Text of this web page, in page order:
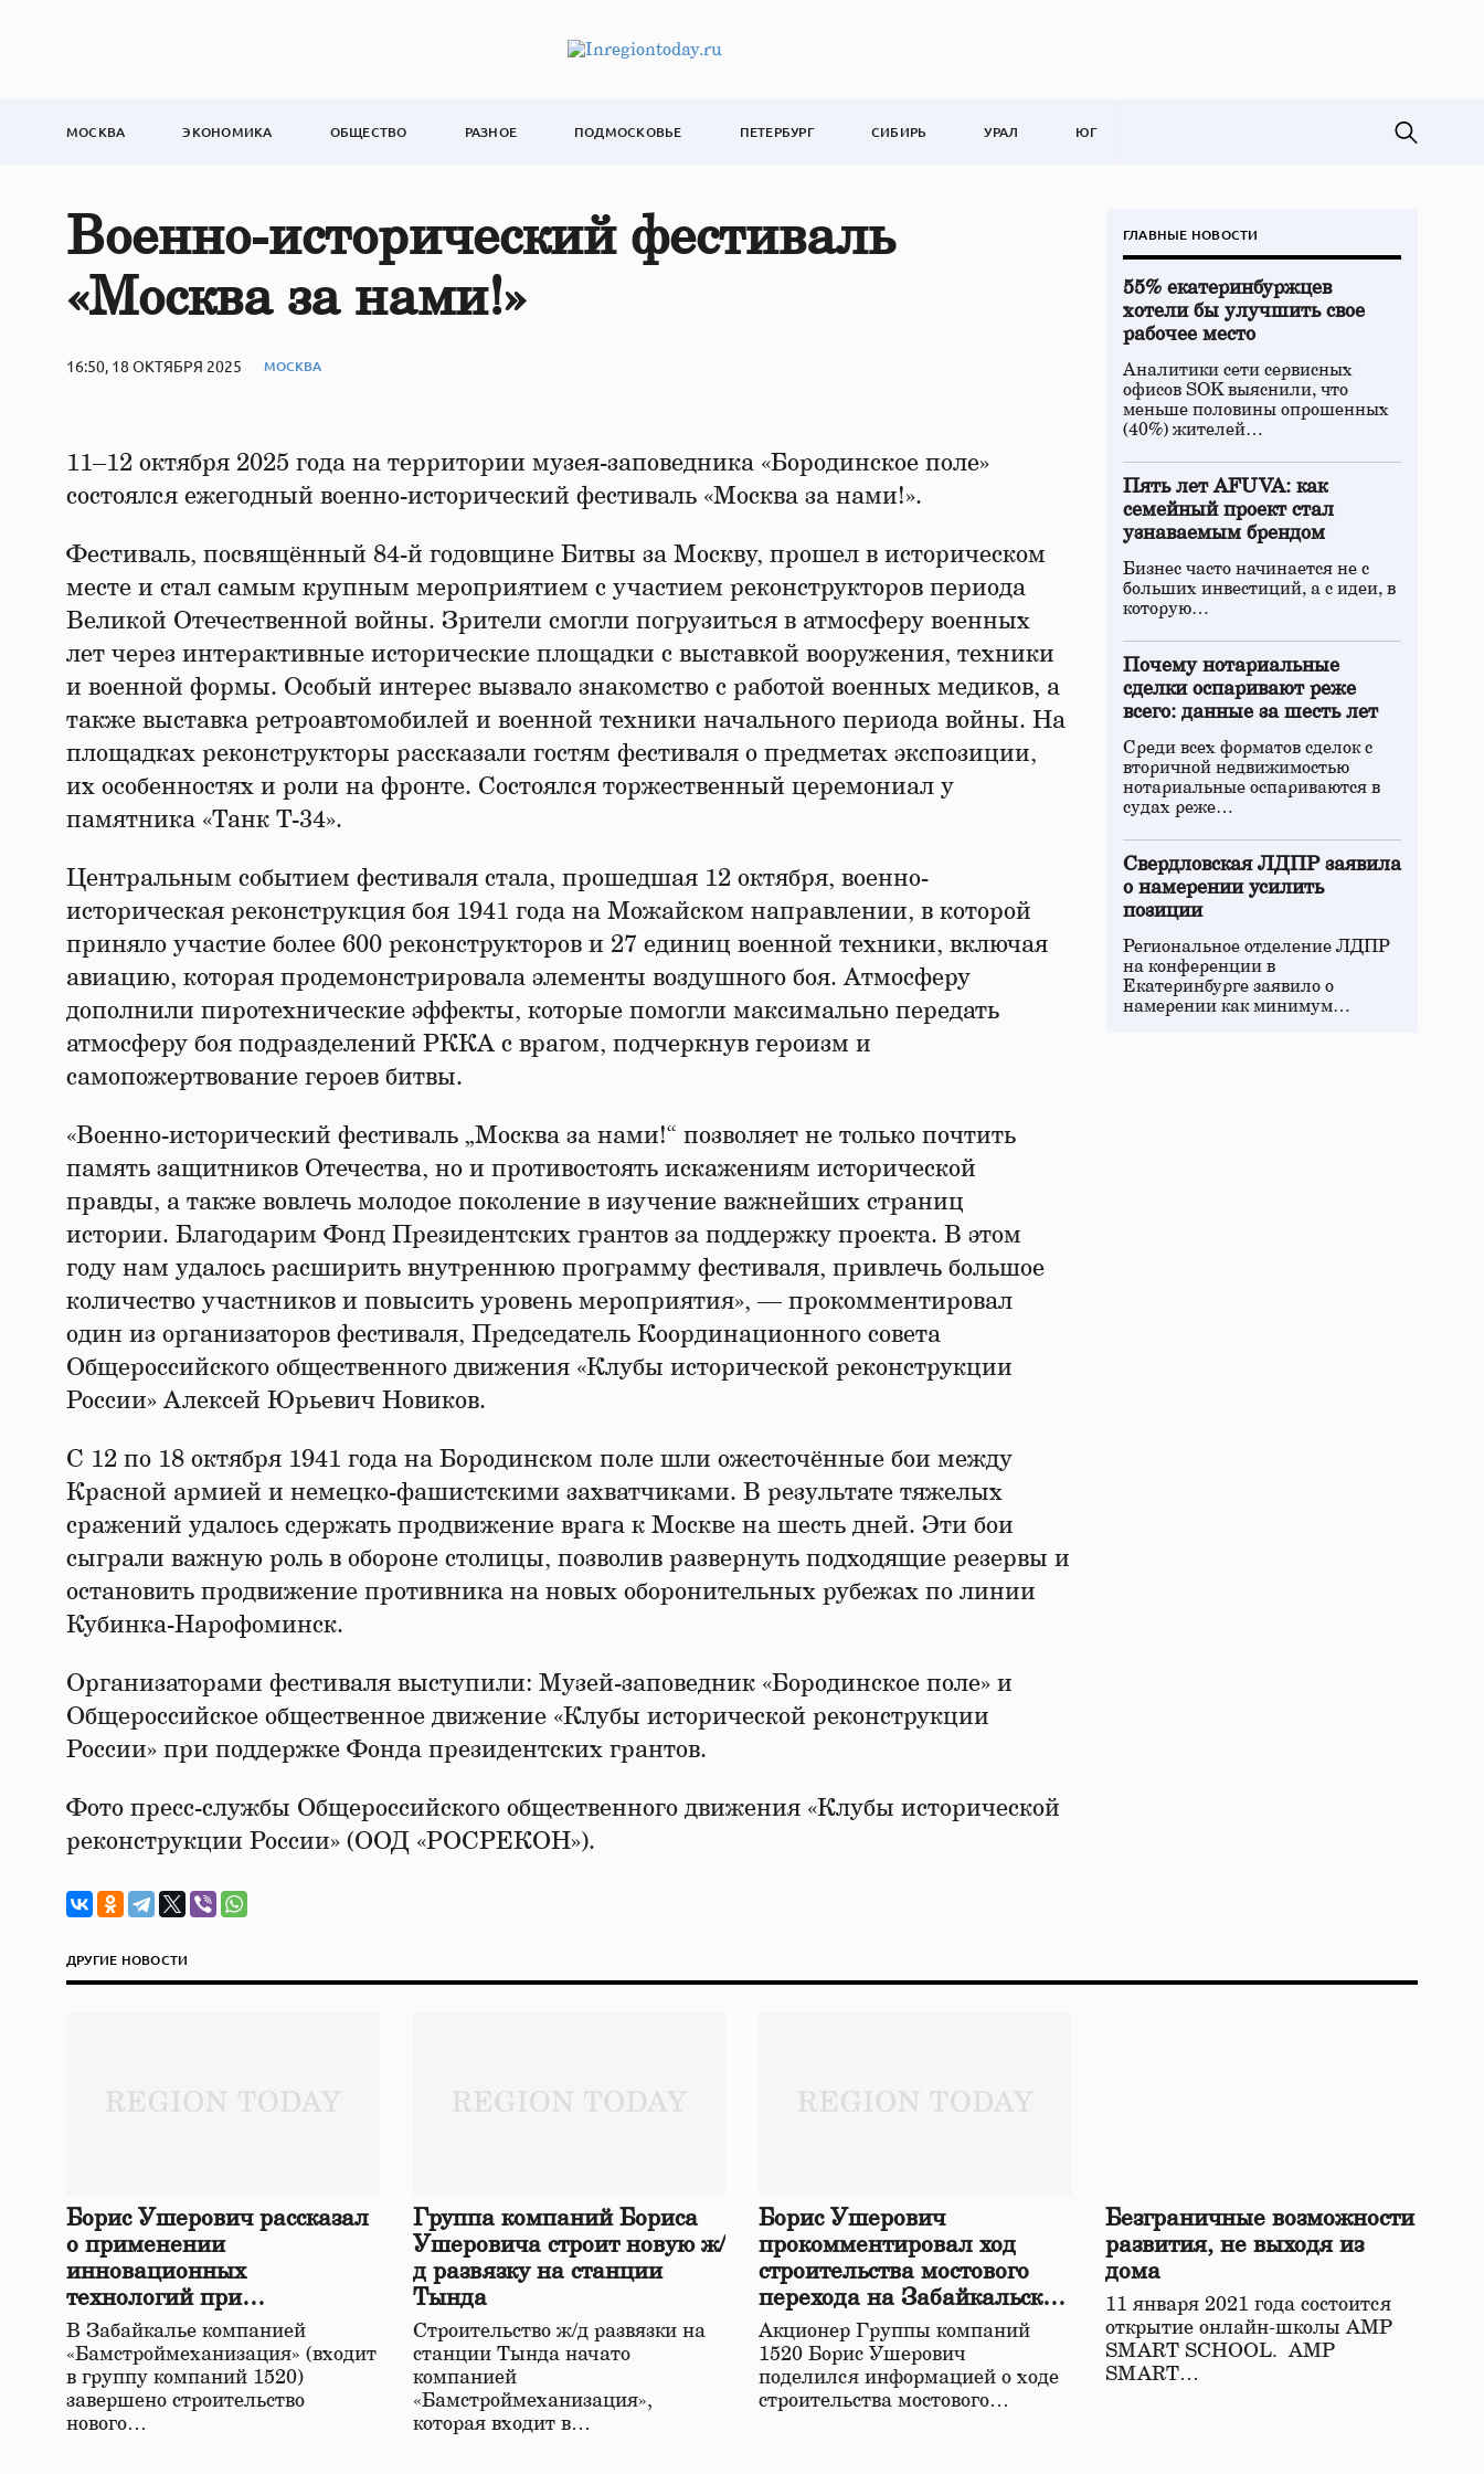
МОСКВА ЭКОНОМИКА ОБЩЕСТВО РАЗНОЕ ПОДМОСКОВЬЕ ПЕТЕРБУРГ СИБИРЬ УРАЛ ЮГ
Военно-исторический фестиваль
«Москва за нами!»
16:50, 18 ОКТЯБРЯ 2025 МОСКВА
11–12 октября 2025 года на территории музея-заповедника «Бородинское поле»
состоялся ежегодный военно-исторический фестиваль «Москва за нами!».
Фестиваль, посвящённый 84-й годовщине Битвы за Москву, прошел в историческом
месте и стал самым крупным мероприятием с участием реконструкторов периода
Великой Отечественной войны. Зрители смогли погрузиться в атмосферу военных
лет через интерактивные исторические площадки с выставкой вооружения, техники
и военной формы. Особый интерес вызвало знакомство с работой военных медиков, а
также выставка ретроавтомобилей и военной техники начального периода войны. На
площадках реконструкторы рассказали гостям фестиваля о предметах экспозиции,
их особенностях и роли на фронте. Состоялся торжественный церемониал у
памятника «Танк Т-34».
Центральным событием фестиваля стала, прошедшая 12 октября, военно-
историческая реконструкция боя 1941 года на Можайском направлении, в которой
приняло участие более 600 реконструкторов и 27 единиц военной техники, включая
авиацию, которая продемонстрировала элементы воздушного боя. Атмосферу
дополнили пиротехнические эффекты, которые помогли максимально передать
атмосферу боя подразделений РККА с врагом, подчеркнув героизм и
самопожертвование героев битвы.
«Военно-исторический фестиваль „Москва за нами!“ позволяет не только почтить
память защитников Отечества, но и противостоять искажениям исторической
правды, а также вовлечь молодое поколение в изучение важнейших страниц
истории. Благодарим Фонд Президентских грантов за поддержку проекта. В этом
году нам удалось расширить внутреннюю программу фестиваля, привлечь большое
количество участников и повысить уровень мероприятия», — прокомментировал
один из организаторов фестиваля, Председатель Координационного совета
Общероссийского общественного движения «Клубы исторической реконструкции
России» Алексей Юрьевич Новиков.
С 12 по 18 октября 1941 года на Бородинском поле шли ожесточённые бои между
Красной армией и немецко-фашистскими захватчиками. В результате тяжелых
сражений удалось сдержать продвижение врага к Москве на шесть дней. Эти бои
сыграли важную роль в обороне столицы, позволив развернуть подходящие резервы и
остановить продвижение противника на новых оборонительных рубежах по линии
Кубинка-Нарофоминск.
Организаторами фестиваля выступили: Музей-заповедник «Бородинское поле» и
Общероссийское общественное движение «Клубы исторической реконструкции
России» при поддержке Фонда президентских грантов.
Фото пресс-службы Общероссийского общественного движения «Клубы исторической
реконструкции России» (ООД «РОСРЕКОН»).
ГЛАВНЫЕ НОВОСТИ
55% екатеринбуржцев
хотели бы улучшить свое
рабочее место
Аналитики сети сервисных
офисов SOK выяснили, что
меньше половины опрошенных
(40%) жителей…
Пять лет AFUVA: как
семейный проект стал
узнаваемым брендом
Бизнес часто начинается не с
больших инвестиций, а с идеи, в
которую…
Почему нотариальные
сделки оспаривают реже
всего: данные за шесть лет
Среди всех форматов сделок с
вторичной недвижимостью
нотариальные оспариваются в
судах реже…
Свердловская ЛДПР заявила
о намерении усилить
позиции
Региональное отделение ЛДПР
на конференции в
Екатеринбурге заявило о
намерении как минимум…
ДРУГИЕ НОВОСТИ
Борис Ушерович рассказал
о применении
инновационных
технологий при
строительстве нового моста
в Забайкалье
В Забайкалье компанией
«Бамстроймеханизация» (входит
в группу компаний 1520)
завершено строительство
нового…
Группа компаний Бориса
Ушеровича строит новую ж/
д развязку на станции
Тында
Строительство ж/д развязки на
станции Тында начато
компанией
«Бамстроймеханизация»,
которая входит в…
Борис Ушерович
прокомментировал ход
строительства мостового
перехода на Забайкальской
железной дороге
Акционер Группы компаний
1520 Борис Ушерович
поделился информацией о ходе
строительства мостового…
Безграничные возможности
развития, не выходя из
дома
11 января 2021 года состоится
открытие онлайн-школы АМР
SMART SCHOOL. АМР
SMART…